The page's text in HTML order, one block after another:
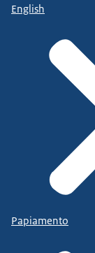
English
Papiamento